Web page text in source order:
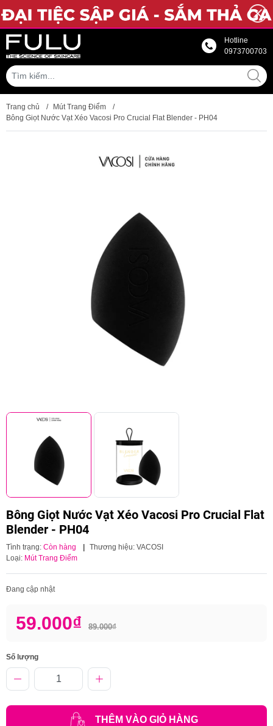
Hotline
0973700703
Trang chủ / Mút Trang Điểm
/
Bông Giọt Nước Vạt Xéo Vacosi Pro Crucial Flat Blender - PH04
Bông Giọt Nước Vạt Xéo Vacosi Pro Crucial Flat
Blender - PH04
Tình trạng: Còn hàng | Thương hiệu: VACOSI
Loại: Mút Trang Điểm
Đang cập nhật
59.000₫ 89.000₫
Số lượng
THÊM VÀO GIỎ HÀNG